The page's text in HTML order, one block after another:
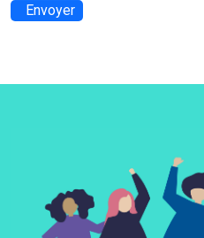
Envoyer